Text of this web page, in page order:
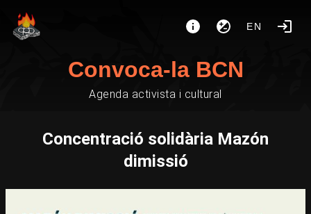
EN
Convoca-la BCN
Agenda activista i cultural
Concentració solidària Mazón
dimissió